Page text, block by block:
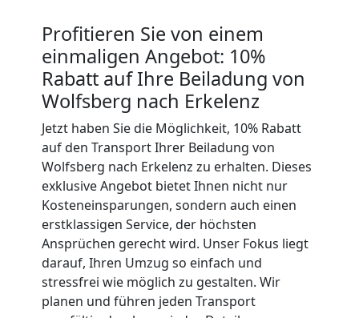
Profitieren Sie von einem
einmaligen Angebot: 10%
Rabatt auf Ihre Beiladung von
Wolfsberg nach Erkelenz
Jetzt haben Sie die Möglichkeit, 10% Rabatt
auf den Transport Ihrer Beiladung von
Wolfsberg nach Erkelenz zu erhalten. Dieses
exklusive Angebot bietet Ihnen nicht nur
Kosteneinsparungen, sondern auch einen
erstklassigen Service, der höchsten
Ansprüchen gerecht wird. Unser Fokus liegt
darauf, Ihren Umzug so einfach und
stressfrei wie möglich zu gestalten. Wir
planen und führen jeden Transport
Wolfsberg
Tragehilfe
Wolfsberg
Kleiner
Umzug
Wolfsberg